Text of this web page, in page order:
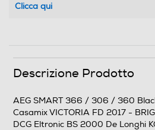
Clicca qui
Descrizione Prodotto
AEG SMART 366 / 306 / 360
Casamix VICTORIA FD 2017 -
DCG Eltronic BS 2000 De Longhi